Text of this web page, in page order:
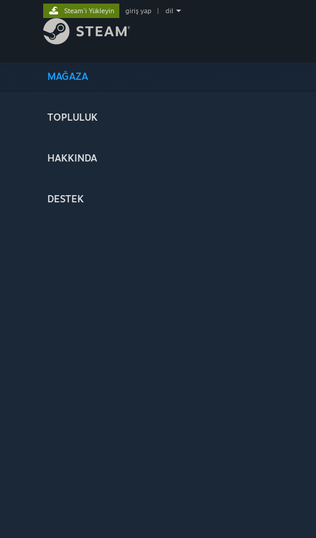
MAĞAZA
TOPLULUK
HAKKINDA
DESTEK
Steam'i Yükleyin giriş yap dil